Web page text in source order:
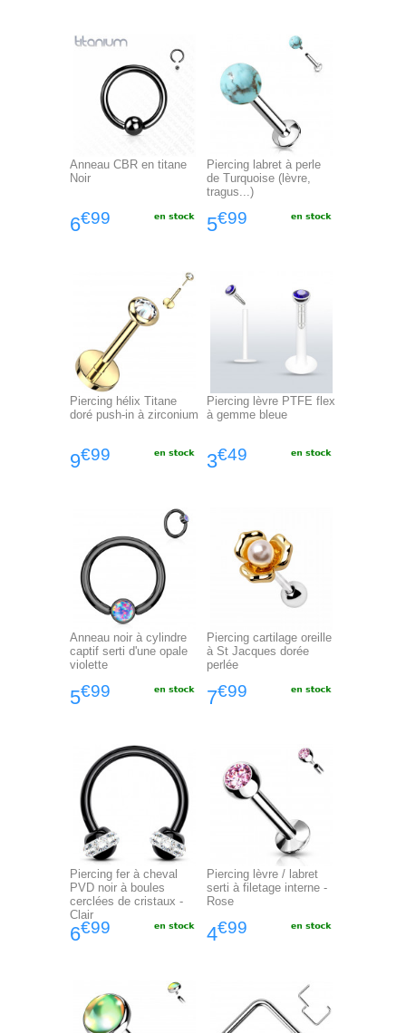
Anneau CBR en titane
Noir
6€99
Piercing labret à perle
de Turquoise (lèvre,
tragus...)
5€99
Piercing hélix Titane
doré push-in à zirconium
9€99
Piercing lèvre PTFE flex
à gemme bleue
3€49
Anneau noir à cylindre
captif serti d'une opale
violette
5€99
Piercing cartilage oreille
à St Jacques dorée
perlée
7€99
Piercing fer à cheval
PVD noir à boules
cerclées de cristaux -
Clair
6€99
Piercing lèvre / labret
serti à filetage interne -
Rose
4€99